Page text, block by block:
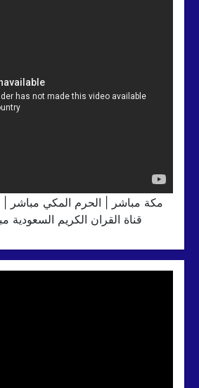
قناة القران الكريم